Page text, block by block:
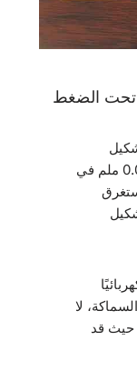
تحت الضغط
الكهربائي بطيء جدًا، عادةً ما يكون 0.02–0.04 ملم في
ملم، قد يستغرق
لا
حيث قد